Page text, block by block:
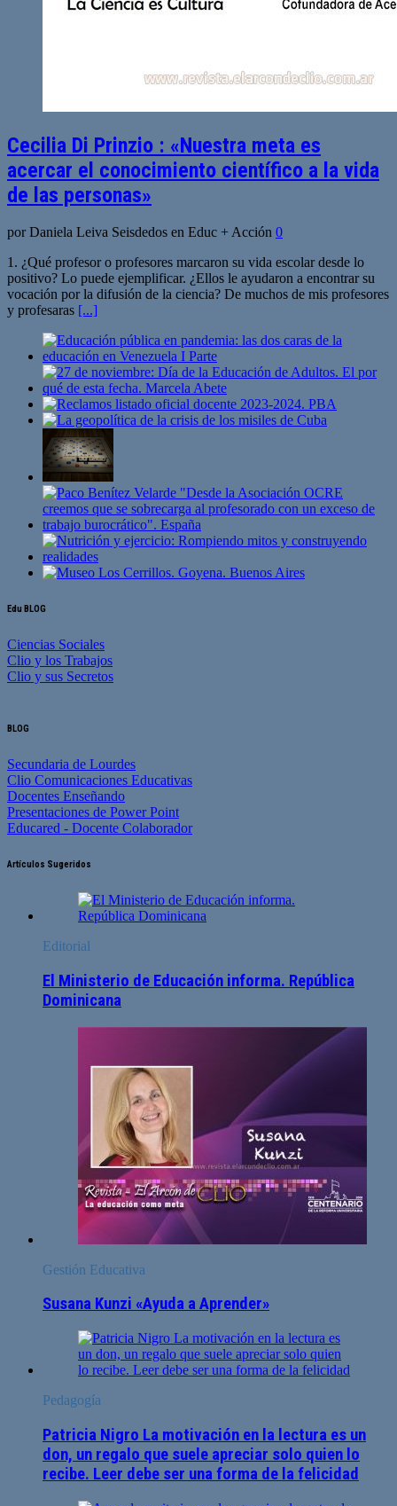
Cecilia Di Prinzio : «Nuestra meta es
acercar el conocimiento científico a la vida
de las personas»
por Daniela Leiva Seisdedos en Educ + Acción 0
1. ¿Qué profesor o profesores marcaron su vida escolar desde lo
positivo? Lo puede ejemplificar. ¿Ellos le ayudaron a encontrar su
vocación por la difusión de la ciencia? De muchos de mis profesores
y profesaras [...]
Edu BLOG
Ciencias Sociales
Clio y los Trabajos
Clio y sus Secretos
BLOG
Secundaria de Lourdes
Clio Comunicaciones Educativas
Docentes Enseñando
Presentaciones de Power Point
Educared - Docente Colaborador
Artículos Sugeridos
Editorial
El Ministerio de Educación informa. República
Dominicana
Gestión Educativa
Susana Kunzi «Ayuda a Aprender»
Pedagogía
Patricia Nigro La motivación en la lectura es un
don, un regalo que suele apreciar solo quien lo
recibe. Leer debe ser una forma de la felicidad